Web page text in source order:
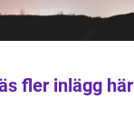
fler inlägg här